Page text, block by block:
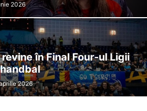
2026
în Final Four-ul Ligii
2026